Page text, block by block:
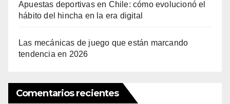
Apuestas deportivas en Chile: cómo evolucionó el
hábito del hincha en la era digital
Las mecánicas de juego que están marcando
tendencia en 2026
Comentarios recientes